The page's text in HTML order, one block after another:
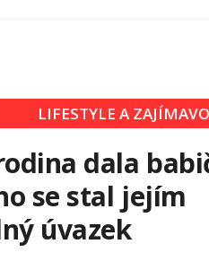
LIFESTYLE A
dala
se stal jejím
úvazek